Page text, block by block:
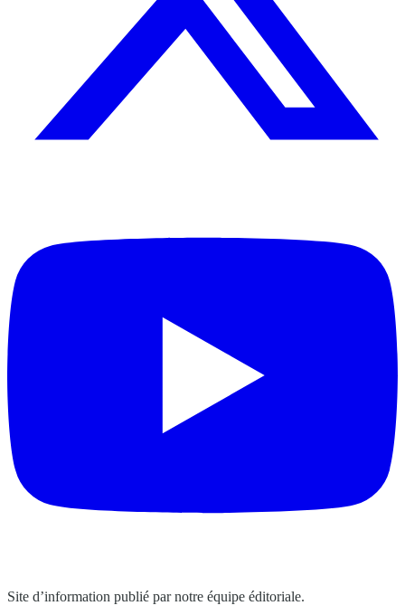
Site d’information publié par notre équipe éditoriale.